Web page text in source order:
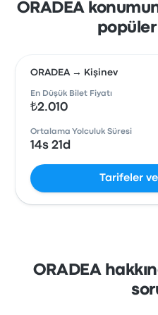
ORADEA
ORADEA → Kişinev
En Düşük Bilet Fiyatı
₺2.010
Ortalama Yolculuk Süresi
14s 21d
Tarifeler
ORADEA